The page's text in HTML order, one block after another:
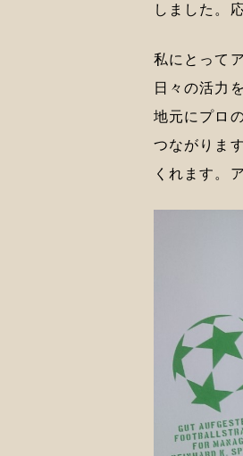
しました。
私にとって
日々の活力
地元にプロ
つながりま
くれます。